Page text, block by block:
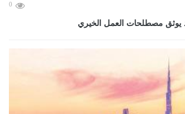
0
يوثق مصطلحات العمل الخيري